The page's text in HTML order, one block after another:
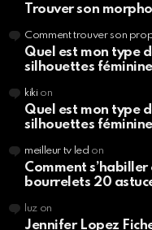
Trouver son
Comment trouver son
Quel est mon type
silhouettes
kikion
Quel est mon type
silhouettes
meilleur tv led on
Comment
bourrelets 20
luzon
Jennifer Lopez